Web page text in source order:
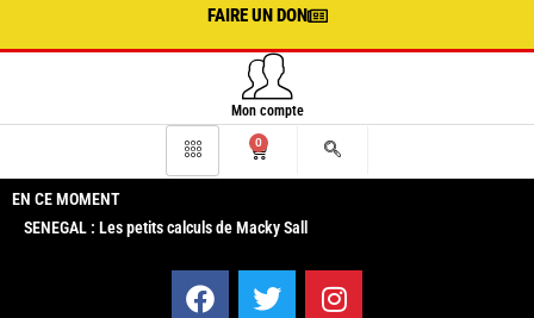
FAIRE UN DON
Mon compte
0
EN CE MOMENT
SENEGAL : Les petits calculs de Macky Sall